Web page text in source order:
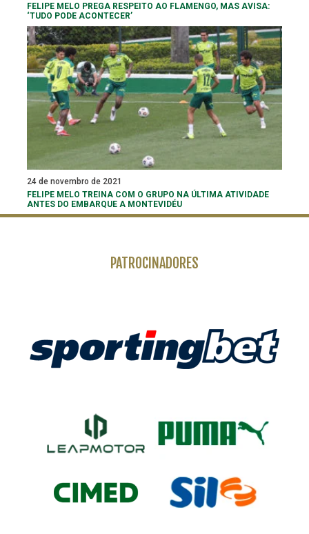
FELIPE MELO PREGA RESPEITO AO FLAMENGO, MAS AVISA:
‘TUDO PODE ACONTECER’
24 de novembro de 2021
FELIPE MELO TREINA COM O GRUPO NA ÚLTIMA ATIVIDADE
ANTES DO EMBARQUE A MONTEVIDÉU
PATROCINADORES